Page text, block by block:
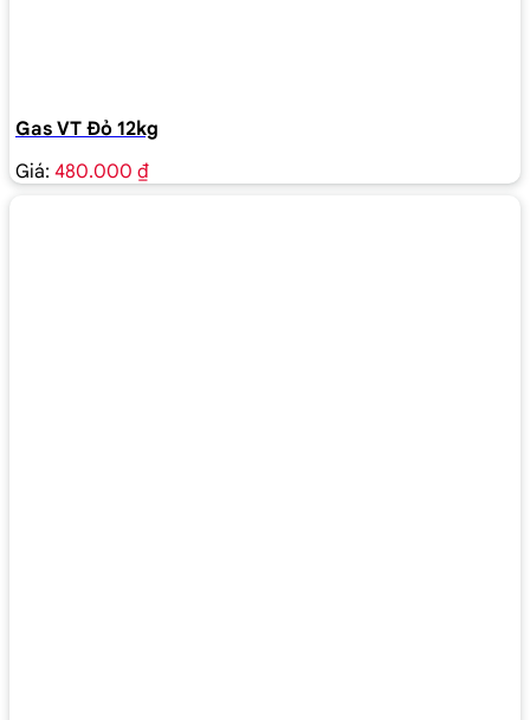
Gas VT Đỏ 12kg
Giá: 480.000 ₫